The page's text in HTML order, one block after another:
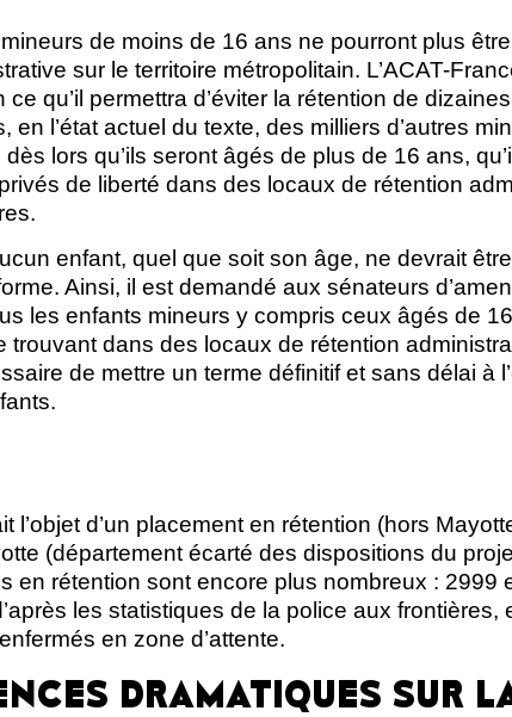
de moins de 16 ans ne pourront plus
sur le territoire métropolitain. L’ACAT-
qu’il permettra d’éviter la rétention de dizaines
l’état actuel du texte, des milliers d’autres
lors qu’ils seront âgés de plus de 16 ans,
de liberté dans des locaux de rétention
enfant, quel que soit son âge, ne devrait
Ainsi, il est demandé aux sénateurs
les enfants mineurs y compris ceux âgés de
trouvant dans des locaux de rétention
de mettre un terme définitif et sans délai à
l’objet d’un placement en rétention (hors
(département écarté des dispositions du
en rétention sont encore plus nombreux : 2999
les statistiques de la police aux frontières,
en zone d’attente.
DRAMATIQUES SUR